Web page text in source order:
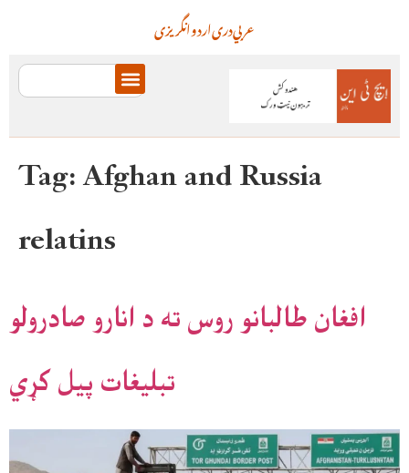
انگریزیاردودریعربي
Tag:Afghan and Russia
relatins
افغان طالبانو روس ته د انارو صادرولو
تبلیغات پیل کړي